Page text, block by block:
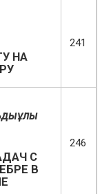
НА
241
С
В
246